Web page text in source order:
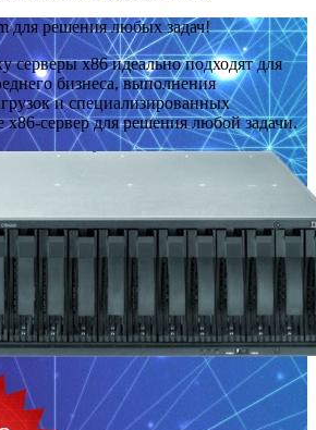
решения любых задач!
серверы x86 идеально подходят для
бизнеса, выполнения
и специализированных
сервер для решения любой задачи.